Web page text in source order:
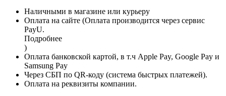
Наличными в магазине или курьеру
Оплата на сайте (Оплата производится через сервис
PayU.
Подробнее
)
Оплата банковской картой, в т.ч Apple Pay, Google Pay и
Samsung Pay
Через СБП по QR-коду (система быстрых платежей).
Оплата на реквизиты компании.